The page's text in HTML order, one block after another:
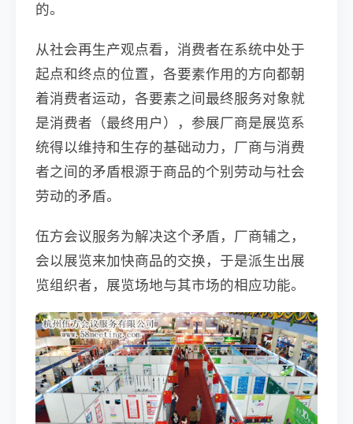
的。
从社会再生产观点看，消费者在系统中处于
起点和终点的位置，各要素作用的方向都朝
着消费者运动，各要素之间最终服务对象就
是消费者（最终用户），参展厂商是展览系
统得以维持和生存的基础动力，厂商与消费
者之间的矛盾根源于商品的个别劳动与社会
劳动的矛盾。
伍方会议服务为解决这个矛盾，厂商辅之，
会以展览来加快商品的交换，于是派生出展
览组织者，展览场地与其市场的相应功能。